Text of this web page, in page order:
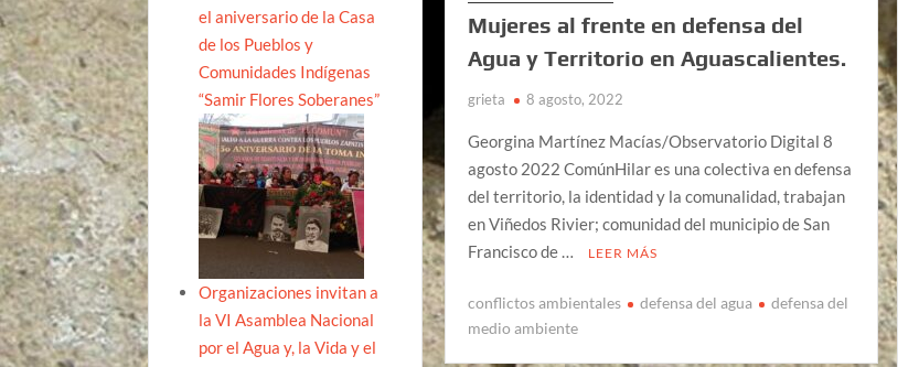
Mujeres al frente en defensa del
Agua y Territorio en Aguascalientes.
grieta 8 agosto, 2022
Georgina Martínez Macías/Observatorio Digital 8
agosto 2022 ComúnHilar es una colectiva en defensa
del territorio, la identidad y la comunalidad, trabajan
en Viñedos Rivier; comunidad del municipio de San
Francisco de …
LEER MÁS
conflictos ambientales defensa del agua
defensa del
medio ambiente
el aniversario de la Casa
de los Pueblos y
Comunidades Indígenas
“Samir Flores Soberanes”
Organizaciones invitan a
la VI Asamblea Nacional
por el Agua y, la Vida y el